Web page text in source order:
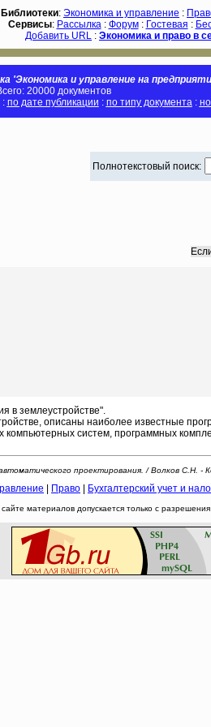
Библиотеки: Экономика и управление :
Сервисы: Рассылка: Форум: Гостевая :
Добавить URL : Экономика и право в
'Экономика и управление на
20000 документов
: по дате публикации : по типу документа:
Полнотекстовый поиск:
в землеустройстве".
описаны наиболее известные
компьютерных систем, программных
проектирования. / Волков С.Н. -
Право Бухгалтерский учет и
материалов допускается только с разрешения